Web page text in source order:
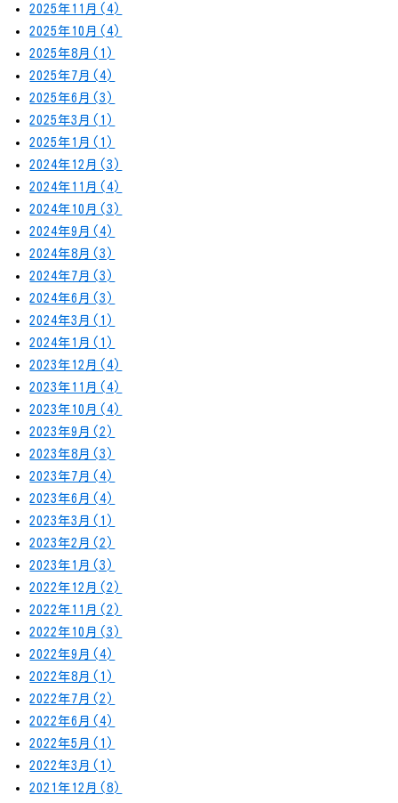
2025年11月(4)
2025年10月(4)
2025年8月(1)
2025年7月(4)
2025年6月(3)
2025年3月(1)
2025年1月(1)
2024年12月(3)
2024年11月(4)
2024年10月(3)
2024年9月(4)
2024年8月(3)
2024年7月(3)
2024年6月(3)
2024年3月(1)
2024年1月(1)
2023年12月(4)
2023年11月(4)
2023年10月(4)
2023年9月(2)
2023年8月(3)
2023年7月(4)
2023年6月(4)
2023年3月(1)
2023年2月(2)
2023年1月(3)
2022年12月(2)
2022年11月(2)
2022年10月(3)
2022年9月(4)
2022年8月(1)
2022年7月(2)
2022年6月(4)
2022年5月(1)
2022年3月(1)
2021年12月(8)